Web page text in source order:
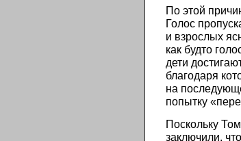
По этой
Голос
и взрослых
как будто
дети
благодаря
на
попытку
Поскольку
заключили,